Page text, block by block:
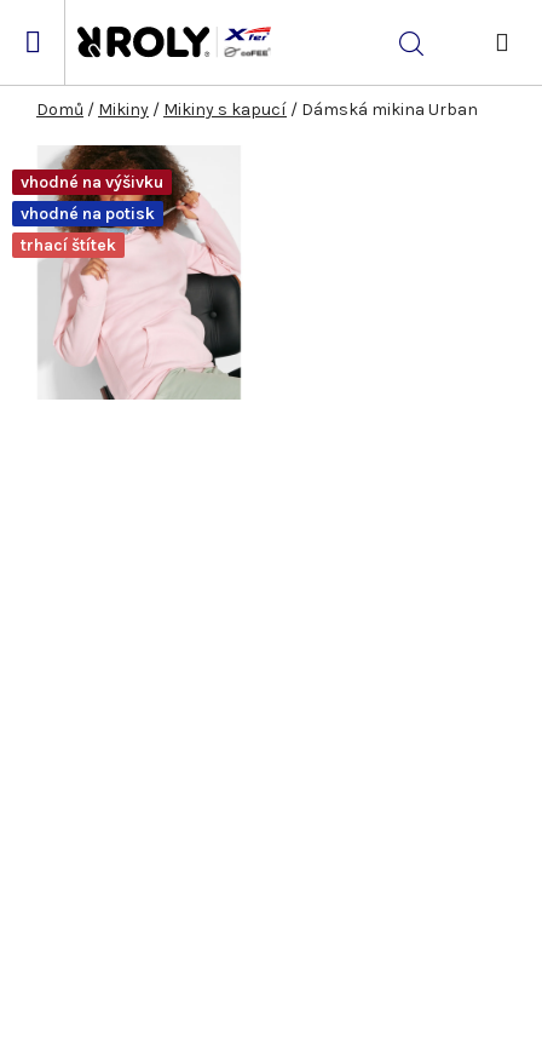
Hledat
Domů / Mikiny / Mikiny s kapucí / Dámská mikina Urban
vhodné na výšivku
vhodné na potisk
trhací štítek